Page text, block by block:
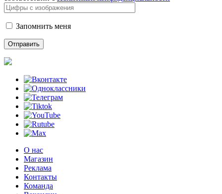
Запомнить меня
О нас
Магазин
Реклама
Контакты
Команда